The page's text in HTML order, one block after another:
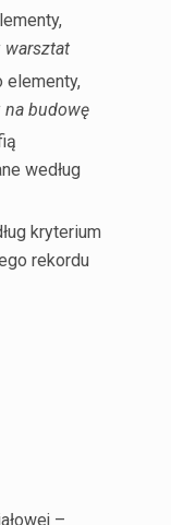
warsztat
elementy,
na budowę
według
kryterium
rekordu
–